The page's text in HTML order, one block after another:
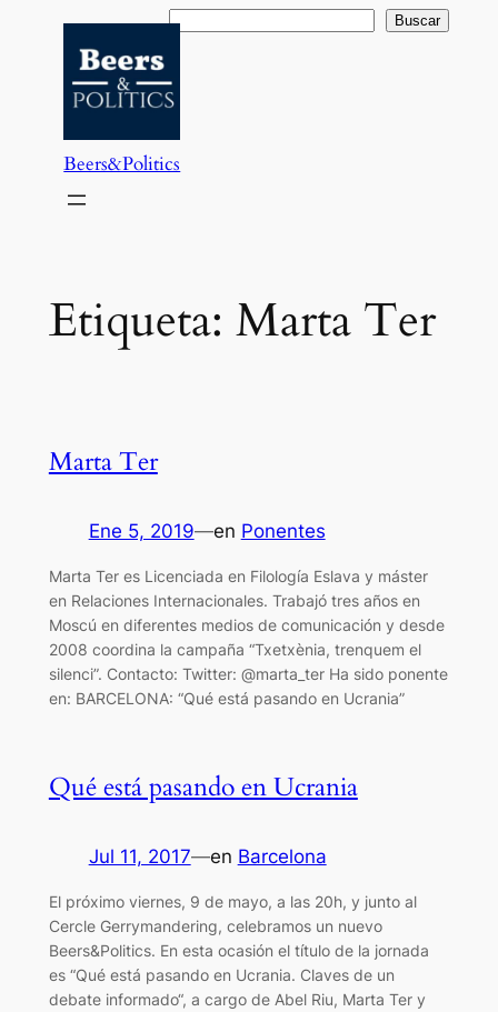
contenido
Buscar Buscar
Beers&Politics
Etiqueta: Marta Ter
Marta Ter
Ene 5, 2019—en Ponentes
Marta Ter es Licenciada en Filología Eslava y máster
en Relaciones Internacionales. Trabajó tres años en
Moscú en diferentes medios de comunicación y desde
2008 coordina la campaña “Txetxènia, trenquem el
silenci”. Contacto: Twitter: @marta_ter Ha sido ponente
en: BARCELONA: “Qué está pasando en Ucrania”
Qué está pasando en Ucrania
Jul 11, 2017—en Barcelona
El próximo viernes, 9 de mayo, a las 20h, y junto al
Cercle Gerrymandering, celebramos un nuevo
Beers&Politics. En esta ocasión el título de la jornada
es “Qué está pasando en Ucrania. Claves de un
debate informado“, a cargo de Abel Riu, Marta Ter y